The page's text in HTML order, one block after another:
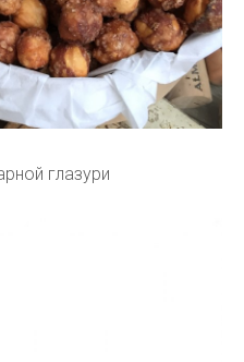
глазури